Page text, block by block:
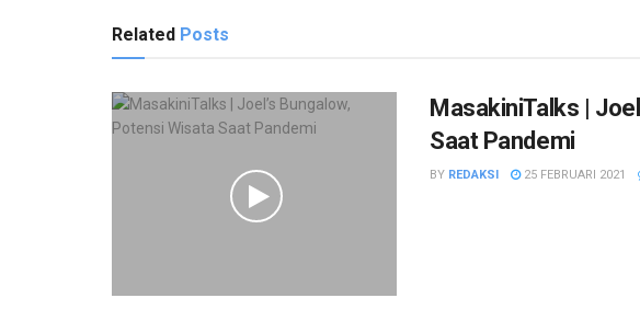
Related Posts
MasakiniTalks |
Saat Pandemi
BY REDAKSI 25 FEBRUARI 2021